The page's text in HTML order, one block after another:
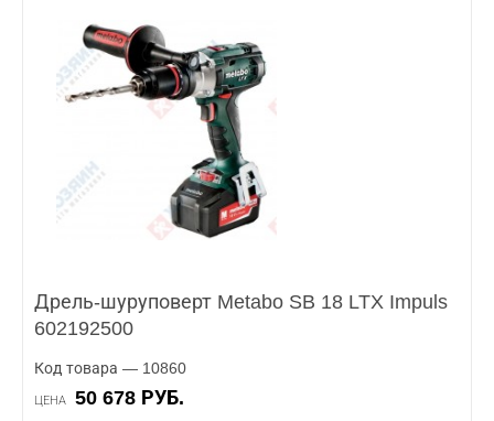
Дрель-шуруповерт Metabo SB 18 LTX Impuls
602192500
Код товара — 10860
ЦЕНА 50 678 РУБ.